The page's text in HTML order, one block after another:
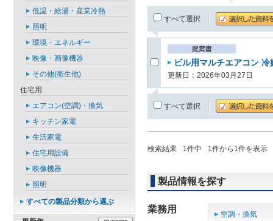
すべて選択
ビル用マルチエアコン
更新日：2026年03月27日
すべて選択
検索結果 1件中 1件から 1件を表示
製品情報を探す
業務用 空調・換気
低温・給湯・産業冷熱
照明
環境・エネルギー
映像・画像機器
その他(衛生他)
住宅用
エアコン(空調)・換気
キッチン家電
生活家電
住宅用設備
映像機器
照明
すべての製品分類から選ぶ